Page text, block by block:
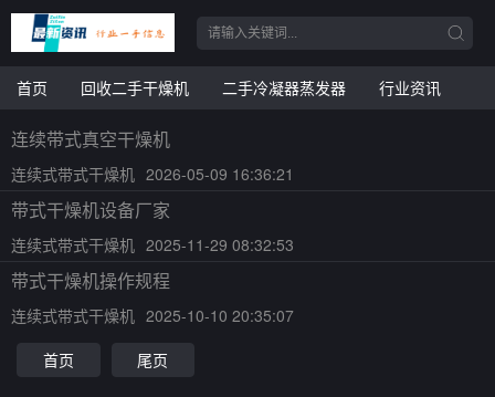
首页 回收二手干燥机 二手冷凝器蒸发器 行业资讯
连续带式真空干燥机
连续式带式干燥机 2026-05-09 16:36:21
带式干燥机设备厂家
连续式带式干燥机 2025-11-29 08:32:53
带式干燥机操作规程
连续式带式干燥机 2025-10-10 20:35:07
首页
尾页